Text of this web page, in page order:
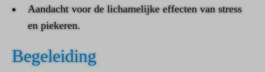
Aandacht voor de lichamelijke effecten van stress
en piekeren.
Begeleiding